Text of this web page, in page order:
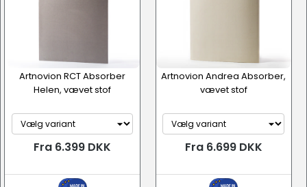
Artnovion RCT Absorber
Helen, vævet stof
Fra 6.399 DKK
Artnovion Andrea Absorber,
vævet stof
Fra 6.699 DKK